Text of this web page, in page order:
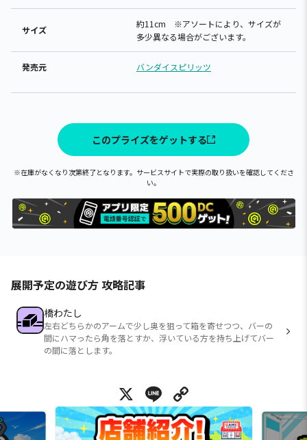
サイズ
約11cm ※アソートにより、サイズが
多少異なる場合がございます。
発売元 バンダイスピリッツ
このプライズをゲットする
※在庫がなくなり次第終了となります。サービスサイトで実際の取り扱いを確認してくださ
い。
展開予定の遊び方 攻略記事
橋わたし
左右どちらかのアームで少し奥を狙って箱を寄せつつ、バーの
間にハマったら角を落とすか、浮いている方を持ち上げてバー
の間に落とします。
X Line